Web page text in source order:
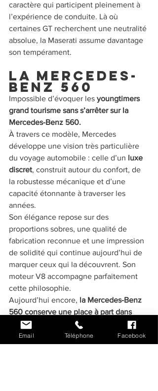
caractère qui participent pleinement à
l’expérience de conduite. Là où
certaines GT recherchent une neutralité
absolue, la Maserati assume davantage
son tempérament.
La Mercedes-
Benz 560
Impossible d’évoquer les youngtimers
grand tourisme sans s’arrêter sur la
Mercedes-Benz 560.
À travers ce modèle, Mercedes
développe une vision très particulière
du voyage automobile : celle d’un luxe
discret, construit autour du confort, de
la robustesse mécanique et d’une
capacité étonnante à traverser les
années.
Son élégance repose sur des
proportions sobres, une qualité de
fabrication reconnue et une impression
de solidité qui continue aujourd’hui de
marquer ceux qui la découvrent. Son
moteur V8 accompagne parfaitement
cette philosophie.
Aujourd’hui encore, la Mercedes-Benz
560 conserve une place à part dans
l’univers youngtimer.
Elle attire ceux
qui recherchent une automobile
Email Téléphone Facebook